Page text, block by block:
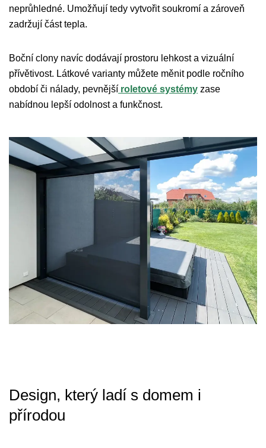
neprůhledné. Umožňují tedy vytvořit soukromí a zároveň
zadržují část tepla.
Boční clony navíc dodávají prostoru lehkost a vizuální
přívětivost. Látkové varianty můžete měnit podle ročního
období či nálady, pevnější roletové systémy zase
nabídnou lepší odolnost a funkčnost.
Design, který ladí s domem i
přírodou